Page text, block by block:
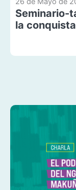
Seminario-
la